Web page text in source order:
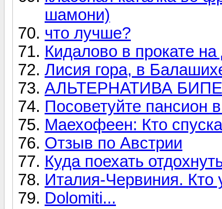
шамони)
что лучше?
Кидалово в прокате
Лисия гора, в
АЛЬТЕРНАТИВА
Посоветуйте пансион
Маехофеен: Кто
Отзыв по Австрии
Куда поехать
Италия-Червиния. Кто
Dolomiti...